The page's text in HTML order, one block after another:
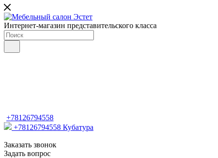
Интернет-магазин представительского класса
+78126794558
+78126794558 Кубатура
Заказать звонок
Задать вопрос